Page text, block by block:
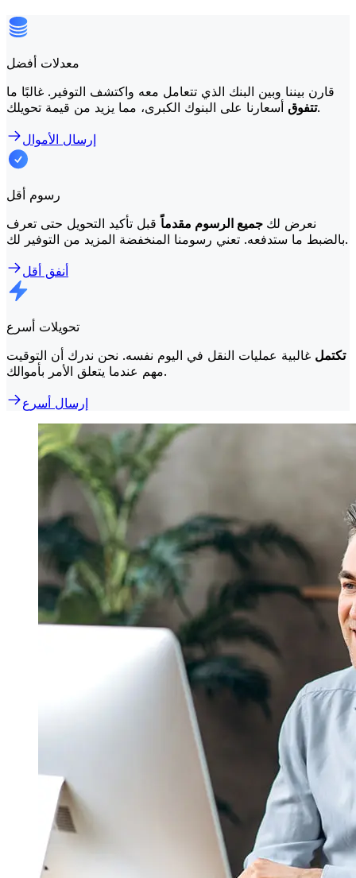
معدلات أفضل
قارن بيننا وبين البنك الذي تتعامل معه واكتشف التوفير. غالبًا ما
تتفوقأسعارنا على البنوك الكبرى، مما يزيد من قيمة تحويلك.
إرسال الأموال
رسوم أقل
نعرض لك جميع الرسوم مقدماًقبل تأكيد التحويل حتى تعرف
بالضبط ما ستدفعه. تعني رسومنا المنخفضة المزيد من التوفير لك.
أنفق أقل
تحويلات أسرع
تكتمل غالبية عمليات النقل في اليوم نفسه. نحن ندرك أن التوقيت
مهم عندما يتعلق الأمر بأموالك.
إرسال أسرع